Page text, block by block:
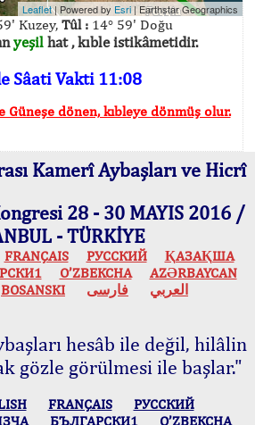
Leaflet| Powered by Esri | Earthstar Geographics
Kuzey, Tûl :14° 59' Doğu
yeşilhat , kıble istikâmetidir.
Sâati Vakti 11:08
Güneşe dönen, kıbleye dönmüş olur.
Kamerî Aybaşları ve Hicrî
28 - 30 MAYIS 2016 /
- TÜRKİYE
FRANÇAIS РУССКИЙ
ҚАЗАҚША
O’ZBEKCHA
AZӘRBAYCAN
BOSANSKI العربي فارسی
hesâb ile değil, hilâlin
gözle görülmesi ile başlar."
FRANÇAIS
РУССКИЙ
БЪЛГАРСКИ1 O’ZBEKCHA